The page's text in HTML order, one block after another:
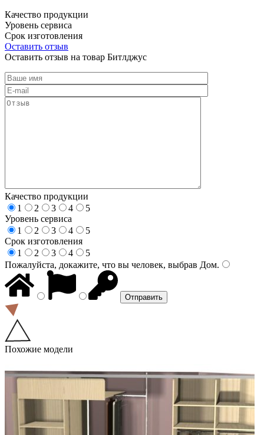
Качество продукции
Уровень сервиса
Срок изготовления
Оставить отзыв
Оставить отзыв на товар Битлджус
Качество продукции
1
2 3 4
5
Уровень сервиса
1
2 3 4
5
Срок изготовления
1
2 3 4
5
Пожалуйста, докажите, что вы человек, выбрав Дом.
Похожие модели